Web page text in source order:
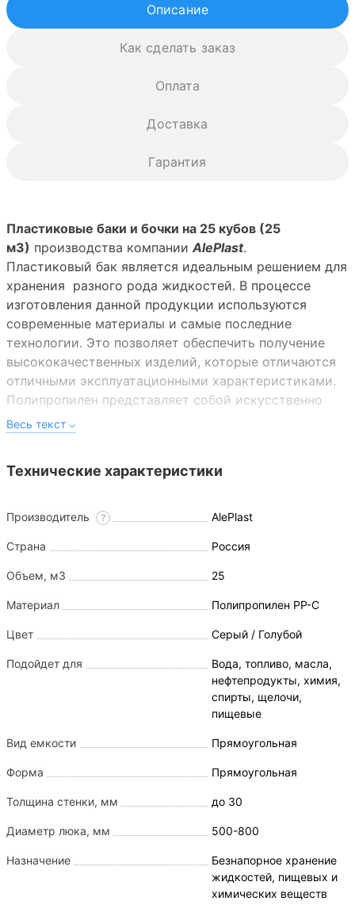
Описание
Как сделать заказ
Оплата
Доставка
Гарантия
Пластиковые баки и бочки на 25 кубов (25
м3) производства компании AlePlast.
Пластиковый бак является идеальным решением для
хранения разного рода жидкостей. В процессе
изготовления данной продукции используются
современные материалы и самые последние
технологии. Это позволяет обеспечить получение
высококачественных изделий, которые отличаются
отличными эксплуатационными характеристиками.
Полипропилен представляет собой искусственно
созданный материал, в основе которого лежит
насыщенный углеводородом пропилен. В настоящий
взамен многих промышленных аналогов. Такой
незначительным весом, прочностью и
выдерживает серьезные физические нагрузки и
воздействие высоких температур. Именно поэтому
многих отраслях промышленности и даже в быту. Их
используют для хранения воды, топлива и
популярностью пользуется пластиковый бак
объемом 25 кубических метров.
Производство и продажа баков и бочек на 25 куб
- это одно из профилирующих
направлений компании
.
Баки на 25 м3 (куб. м.) из
пластика: Сфера использования
С помощью такого внушительного резервуара
можно обеспечить загородный дом водой. Не
остаются без внимания такие изделия в
животноводческой сфере, рыбоводстве, пожарной
Технические характеристики
Производитель ? AlePlast
Страна Россия
Объем, м3 25
Материал Полипропилен PP-C
Цвет Серый / Голубой
Подойдет для
Вода, топливо, масла,
нефтепродукты, химия,
спирты, щелочи,
пищевые
Вид емкости Прямоугольная
Форма Прямоугольная
Толщина стенки, мм до 30
Диаметр люка, мм 500-800
Назначение
Безнапорное хранение
жидкостей, пищевых и
химических веществ